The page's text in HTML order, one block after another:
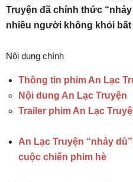
Truyện đã chính thức
nhiều người không khỏi
Nội dung chính
Thông tin phim An Lạc
Nội dung An Lạc Truyện
Trailer phim An Lạc
An Lạc Truyện “nhảy
cuộc chiến phim hè